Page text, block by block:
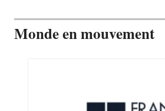
Monde en mouvement